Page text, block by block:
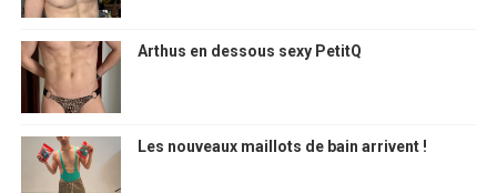
Arthus en dessous sexy PetitQ
Les nouveaux maillots de bain arrivent !